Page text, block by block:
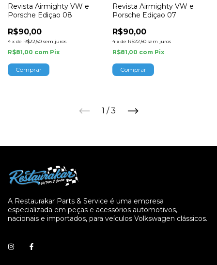
Revista Airmighty VW e
Porsche Ediçao 08
R$90,00
4 x de R$22,50 sem juros
R$81,00 com Pix
Revista Airmighty VW e
Porsche Ediçao 07
R$90,00
4 x de R$22,50 sem juros
R$81,00 com Pix
1 / 3
A Restaurakar Parts & Service é uma empresa
especializada em peças e acessórios automotivos,
nacionais e importados, para veículos Volkswagen clássicos.